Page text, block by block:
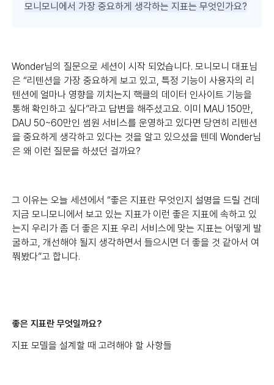
모니모니에서 가장 중요하게 생각하는 지표는 무엇인가요?
Wonder님의 질문으로 세션이 시작 되었습니다. 모니모니 대표님
은 “리텐션을 가장 중요하게 보고 있고, 특정 기능이 사용자의 리
텐션에 얼마나 영향을 끼치는지 핵클의 데이터 인사이트 기능을
통해 확인하고 싶다”라고 답변을 해주셨고요. 이미 MAU 150만,
DAU 50~60만인 썸원 서비스를 운영하고 있다면 당연히 리텐션
을 중요하게 생각하고 있다는 것을 알고 있으셨을 텐데 Wonder님
은 왜 이런 질문을 하셨던 걸까요?
그 이유는 오늘 세션에서 “좋은 지표란 무엇인지 설명을 드릴 건데
지금 모니모니에서 보고 있는 지표가 이런 좋은 지표에 속하고 있
는지 우리가 좀 더 좋은 지표 우리 서비스에 맞는 지표는 어떻게 발
굴하고, 개선해야 될지 생각하면서 들으시면 더 좋을 것 같아서 여
쭤봤다”고 합니다.
좋은 지표란 무엇일까요?
지표 모델을 설계할 때 고려해야 할 사항들